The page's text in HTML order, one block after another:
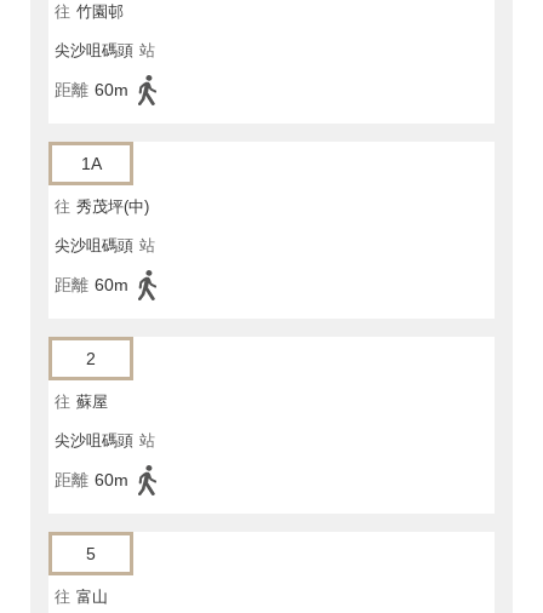
往 竹園邨
尖沙咀碼頭 站
距離 60m
1A
往 秀茂坪(中)
尖沙咀碼頭 站
距離 60m
2
往 蘇屋
尖沙咀碼頭 站
距離 60m
5
往 富山